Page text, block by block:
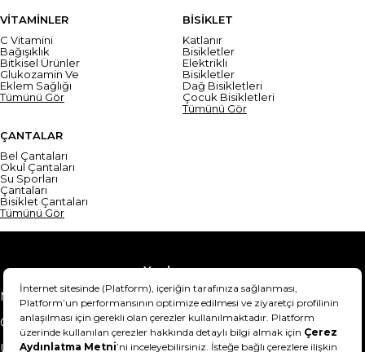
VİTAMİNLER
C Vitamini
Bağışıklık
Bitkisel Ürünler
Glukozamin Ve
Eklem Sağlığı
Tümünü Gör
BİSİKLET
Katlanır
Bisikletler
Elektrikli
Bisikletler
Dağ Bisikletleri
Çocuk Bisikletleri
Tümünü Gör
ÇANTALAR
Bel Çantaları
Okul Çantaları
Su Sporları
Çantaları
Bisiklet Çantaları
Tümünü Gör
Yardım
Mesafeli Satış Sözleşmesi
Teslimat Bilgisi
Gizlilik Sözleşmesi
Şartlar & Koşullar
Ürünümü nasıl iade
Hakkımızda